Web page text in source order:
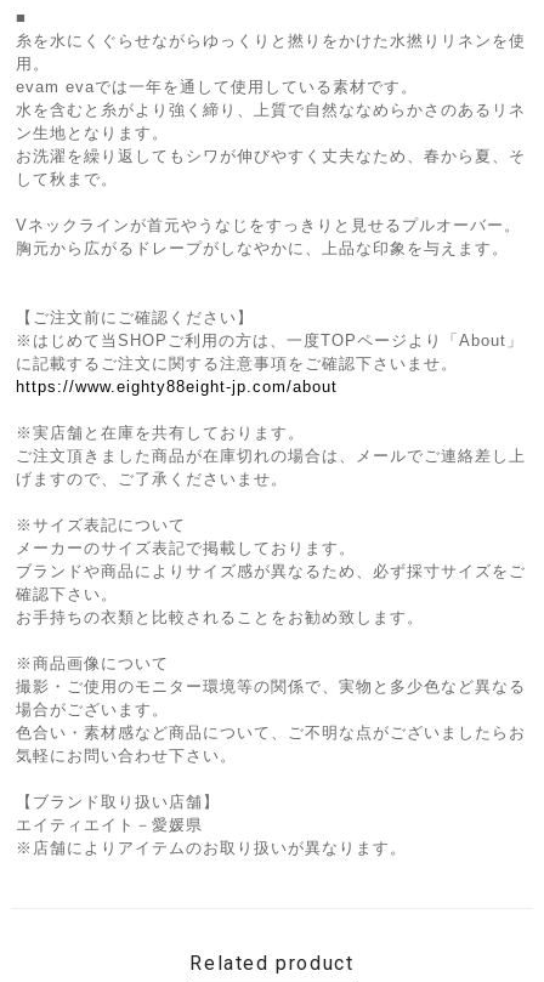
■
糸を水にくぐらせながらゆっくりと撚りをかけた水撚りリネンを使
用。
evam evaでは一年を通して使用している素材です。
水を含むと糸がより強く締り、上質で自然ななめらかさのあるリネ
ン生地となります。
お洗濯を繰り返してもシワが伸びやすく丈夫なため、春から夏、そ
して秋まで。
Vネックラインが首元やうなじをすっきりと見せるプルオーバー。
胸元から広がるドレープがしなやかに、上品な印象を与えます。
【ご注文前にご確認ください】
※はじめて当SHOPご利用の方は、一度TOPページより「About」
に記載するご注文に関する注意事項をご確認下さいませ。
https://www.eighty88eight-jp.com/about
※実店舗と在庫を共有しております。
ご注文頂きました商品が在庫切れの場合は、メールでご連絡差し上
げますので、ご了承くださいませ。
※サイズ表記について
メーカーのサイズ表記で掲載しております。
ブランドや商品によりサイズ感が異なるため、必ず採寸サイズをご
確認下さい。
お手持ちの衣類と比較されることをお勧め致します。
※商品画像について
撮影・ご使用のモニター環境等の関係で、実物と多少色など異なる
場合がございます。
色合い・素材感など商品について、ご不明な点がございましたらお
気軽にお問い合わせ下さい。
【ブランド取り扱い店舗】
エイティエイト－愛媛県
※店舗によりアイテムのお取り扱いが異なります。
Related product